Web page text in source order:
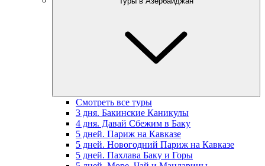
Смотреть все туры
3 дня. Бакинские Каникулы
4 дня. Давай Сбежим в Баку
5 дней. Париж на Кавказе
5 дней. Новогодний Париж на Кавказе
5 дней. Пахлава Баку и Горы